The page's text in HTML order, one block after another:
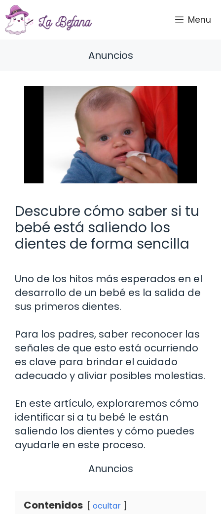
Saltar
al
contenido
Menu
Anuncios
Descubre cómo saber si tu
bebé está saliendo los
dientes de forma sencilla
Uno de los hitos más esperados en el
desarrollo de un bebé es la salida de
sus primeros dientes.
Para los padres, saber reconocer las
señales de que esto está ocurriendo
es clave para brindar el cuidado
adecuado y aliviar posibles molestias.
En este artículo, exploraremos cómo
identificar si a tu bebé le están
saliendo los dientes y cómo puedes
ayudarle en este proceso.
Anuncios
Contenidos ocultar